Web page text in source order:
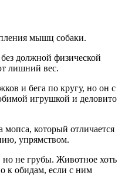
мышц собаки.
должной физической
лишний вес.
и бега по кругу, но он с
игрушкой и деловито
мопса, который отличается
упрямством.
не грубы. Животное хоть
к обидам, если с ним